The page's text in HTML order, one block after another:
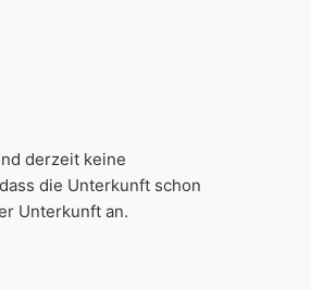
derzeit keine
die Unterkunft schon
Unterkunft an.